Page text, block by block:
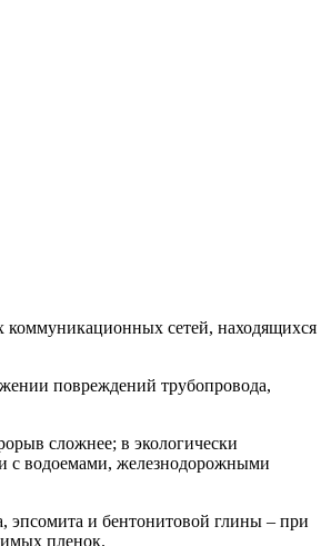
сетей, находящихся
повреждений трубопровода,
сложнее; в экологически
с водоемами, железнодорожными
эпсомита и бентонитовой глины – при
пленок.